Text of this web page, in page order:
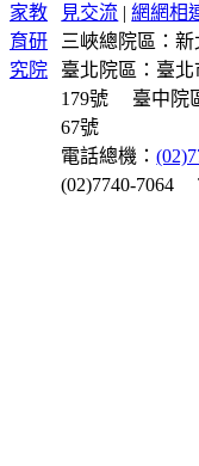
見交流 |網網相
三峽總院區：
臺北院區：臺
179號
臺中院
67號
電話總機：
(02)7740-7064